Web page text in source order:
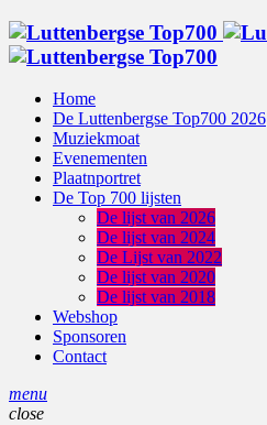
Home
De Luttenbergse Top700 2026
Muziekmoat
Evenementen
Plaatnportret
De Top 700 lijsten
De lijst van 2026
De lijst van 2024
De Lijst van 2022
De lijst van 2020
De lijst van 2018
Webshop
Sponsoren
Contact
menu
close